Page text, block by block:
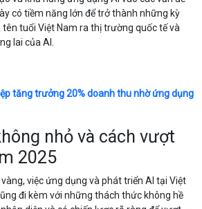
có tiềm năng lớn để trở thành những kỳ
tên tuổi Việt Nam ra thị trường quốc tế và
lai của AI.
tăng trưởng 20% doanh thu nhờ ứng dụng
nhỏ và cách vượt
2025
việc ứng dụng và phát triển AI tại Việt
đi kèm với những thách thức không hề